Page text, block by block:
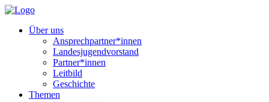
Über uns
Ansprechpartner*innen
Landesjugendvorstand
Partner*innen
Leitbild
Geschichte
Themen